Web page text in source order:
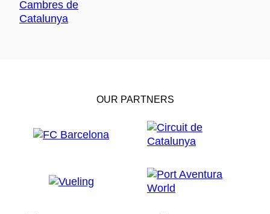
OUR PARTNERS